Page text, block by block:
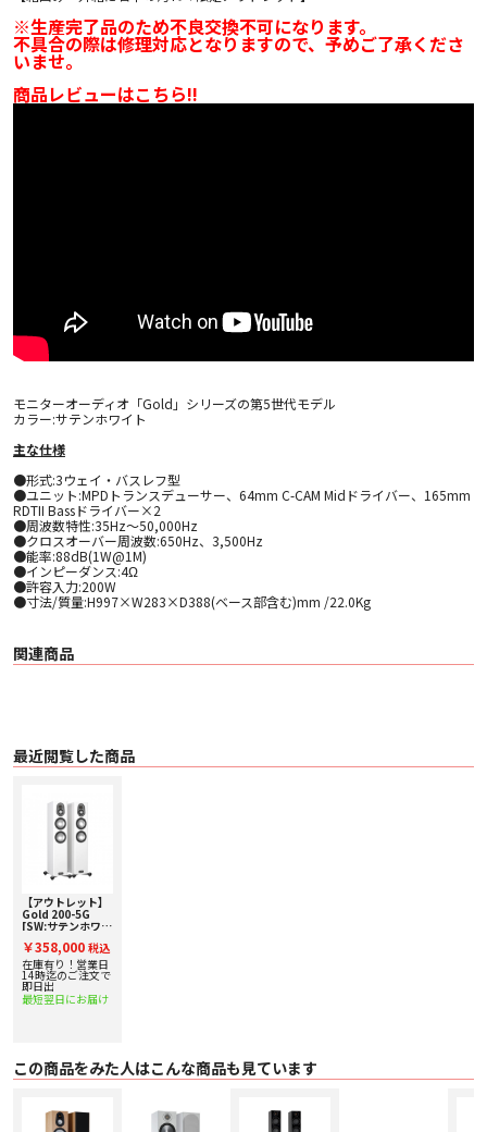
※生産完了品のため不良交換不可になります。
不具合の際は修理対応となりますので、予めご了承くださ
いませ。
商品レビューはこちら!!
モニターオーディオ「Gold」シリーズの第5世代モデル
カラー:サテンホワイト
主な仕様
●形式:3ウェイ・バスレフ型
●ユニット:MPDトランスデューサー、64mm C-CAM Midドライバー、165mm
RDTII Bassドライバー×2
●周波数特性:35Hz〜50,000Hz
●クロスオーバー周波数:650Hz、3,500Hz
●能率:88dB(1W@1M)
●インピーダンス:4Ω
●許容入力:200W
●寸法/質量:H997×W283×D388(ベース部含む)mm /22.0Kg
関連商品
最近閲覧した商品
【アウトレット】
Gold 200-5G
[SW:サテンホワイ
AUDIO ペアスピ
ーカー 【箱凹み・
外箱に若干の汚れ
⇒限定アウトレッ
ト】
￥358,000 税込
在庫有り！営業日
14時迄のご注文で
即日出
最短翌日にお届け
この商品をみた人はこんな商品も見ています